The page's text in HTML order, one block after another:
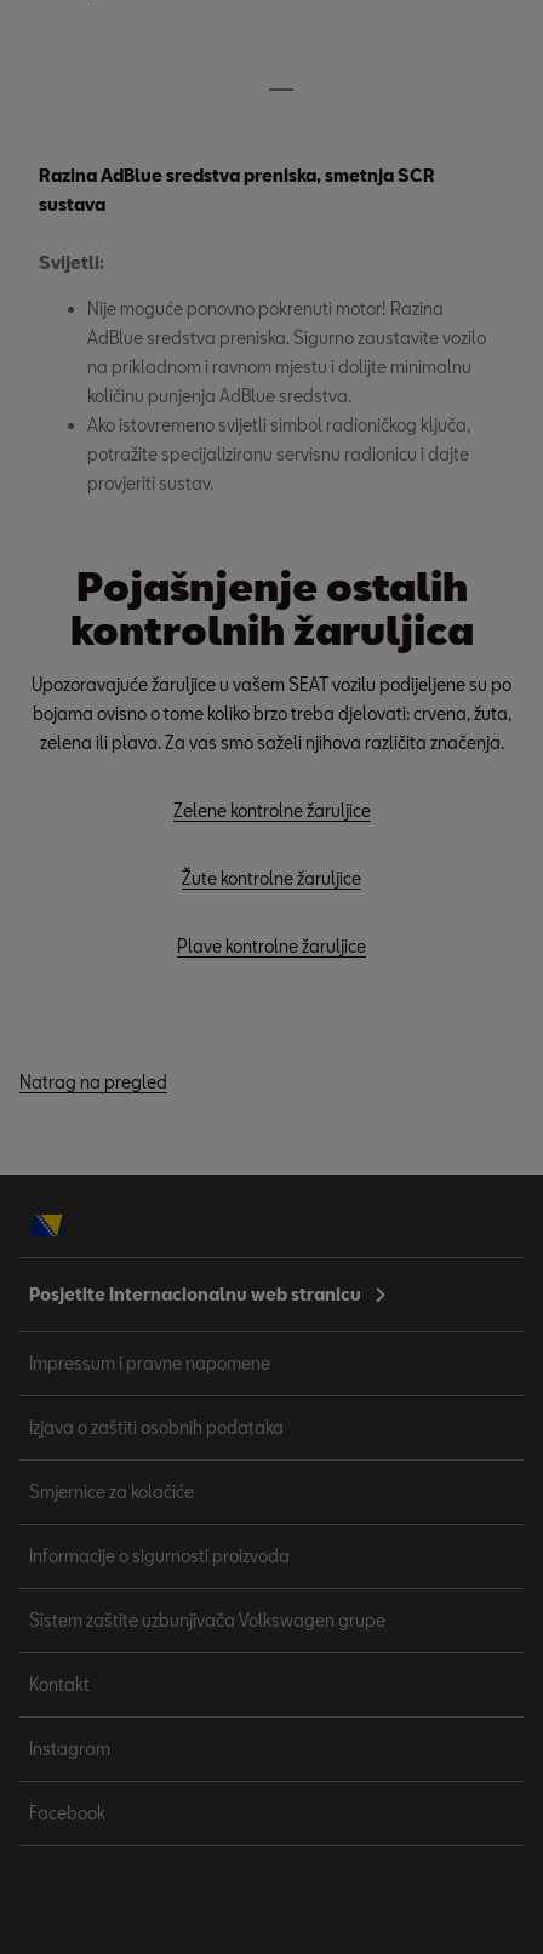
Razina AdBlue sredstva preniska, smetnja SCR
sustava
Svijetli:
Nije moguće ponovno pokrenuti motor! Razina
AdBlue sredstva preniska. Sigurno zaustavite vozilo
na prikladnom i ravnom mjestu i dolijte minimalnu
količinu punjenja AdBlue sredstva.
Ako istovremeno svijetli simbol radioničkog ključa,
potražite specijaliziranu servisnu radionicu i dajte
provjeriti sustav.
Pojašnjenje ostalih
kontrolnih žaruljica
Upozoravajuće žaruljice u vašem SEAT vozilu podijeljene su po
bojama ovisno o tome koliko brzo treba djelovati: crvena, žuta,
zelena ili plava. Za vas smo saželi njihova različita značenja.
Zelene kontrolne žaruljice
Žute kontrolne žaruljice
Plave kontrolne žaruljice
Natrag na pregled
Posjetite Internacionalnu web stranicu
Impressum i pravne napomene
Izjava o zaštiti osobnih podataka
Smjernice za kolačiće
Informacije o sigurnosti proizvoda
Sistem zaštite uzbunjivača Volkswagen grupe
Kontakt
Instagram
Facebook